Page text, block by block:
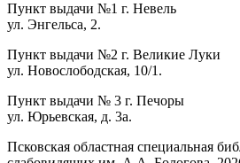
Пункт выдачи №1 г. Невель
ул. Энгельса, 2.
Пункт выдачи №2 г. Великие Луки
ул. Новослободская, 10/1.
Пункт выдачи № 3 г. Печоры
ул. Юрьевская, д. 3а.
Псковская областная специальная